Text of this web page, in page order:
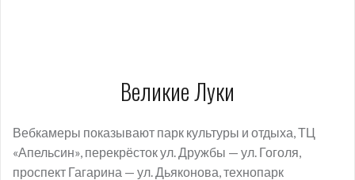
Великие Луки
Вебкамеры показывают парк культуры и отдыха, ТЦ
«Апельсин», перекрёсток ул. Дружбы — ул. Гоголя,
проспект Гагарина — ул. Дьяконова, технопарк